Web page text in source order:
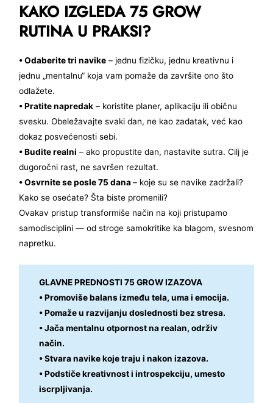
KAKO IZGLEDA 75 GROW
RUTINA U PRAKSI?
• Odaberite tri navike – jednu fizičku, jednu kreativnu i
jednu „mentalnu“ koja vam pomaže da završite ono što
odlažete.
• Pratite napredak – koristite planer, aplikaciju ili običnu
svesku. Obeležavajte svaki dan, ne kao zadatak, već kao
dokaz posvećenosti sebi.
• Budite realni – ako propustite dan, nastavite sutra. Cilj je
dugoročni rast, ne savršen rezultat.
• Osvrnite se posle 75 dana– koje su se navike zadržali?
Kako se osećate? Šta biste promenili?
Ovakav pristup transformiše način na koji pristupamo
samodisciplini — od stroge samokritike ka blagom, svesnom
napretku.
GLAVNE PREDNOSTI 75 GROW IZAZOVA
• Promoviše balans između tela, uma i emocija.
• Pomaže u razvijanju doslednosti bez stresa.
• Jača mentalnu otpornost na realan, održiv
način.
• Stvara navike koje traju i nakon izazova.
• Podstiče kreativnost i introspekciju, umesto
iscrpljivanja.